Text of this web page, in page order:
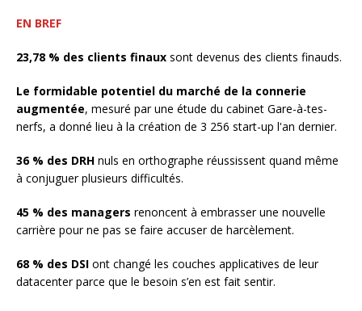
EN BREF
23,78 % des clients finaux sont devenus des clients finauds.
Le formidable potentiel du marché de la connerie
augmentée, mesuré par une étude du cabinet Gare-à-tes-
nerfs, a donné lieu à la création de 3 256 start-up l'an dernier.
36 % des DRH nuls en orthographe réussissent quand même
à conjuguer plusieurs difficultés.
45 % des managers renoncent à embrasser une nouvelle
carrière pour ne pas se faire accuser de harcèlement.
68 % des DSI ont changé les couches applicatives de leur
datacenter parce que le besoin s’en est fait sentir.